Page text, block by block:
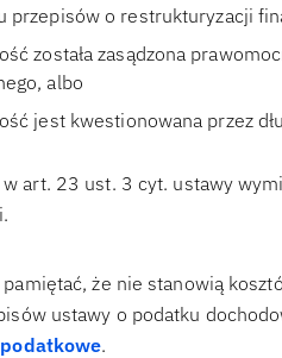
przepisów o restrukturyzacji
została zasądzona
albo
jest kwestionowana przez
w art. 23 ust. 3 cyt. ustawy
pamiętać, że nie stanowią
ustawy o podatku
.